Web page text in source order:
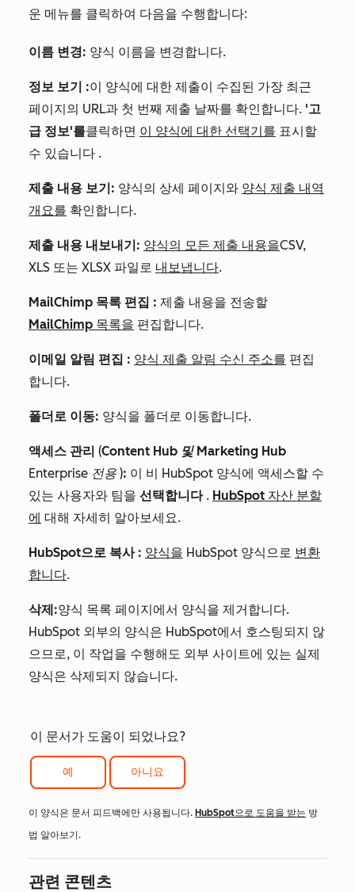
운 메뉴를 클릭하여 다음을 수행합니다:
이름 변경: 양식 이름을 변경합니다.
정보 보기 :이 양식에 대한 제출이 수집된 가장 최근
페이지의 URL과 첫 번째 제출 날짜를 확인합니다. '고
급 정보'를클릭하면 이 양식에 대한 선택기를 표시할
수 있습니다 .
제출 내용 보기: 양식의 상세 페이지와 양식 제출 내역
개요를 확인합니다.
제출 내용 내보내기: 양식의 모든 제출 내용을CSV,
XLS 또는 XLSX 파일로 내보냅니다.
MailChimp 목록 편집 : 제출 내용을 전송할
MailChimp 목록을 편집합니다.
이메일 알림 편집 : 양식 제출 알림 수신 주소를 편집
합니다.
폴더로 이동: 양식을 폴더로 이동합니다.
액세스 관리 (Content Hub 및 Marketing Hub
Enterprise 전용 ): 이 비 HubSpot 양식에 액세스할 수
있는 사용자와 팀을 선택합니다 . HubSpot 자산 분할
에 대해 자세히 알아보세요.
HubSpot으로 복사 : 양식을 HubSpot 양식으로 변환
합니다.
삭제:양식 목록 페이지에서 양식을 제거합니다.
HubSpot 외부의 양식은 HubSpot에서 호스팅되지 않
으므로, 이 작업을 수행해도 외부 사이트에 있는 실제
양식은 삭제되지 않습니다.
이 문서가 도움이 되었나요?
예 아니요
이 양식은 문서 피드백에만 사용됩니다. HubSpot으로 도움을 받는 방
법 알아보기.
관련 콘텐츠